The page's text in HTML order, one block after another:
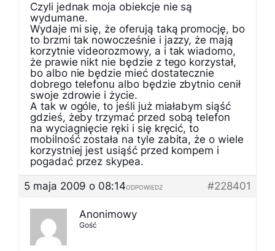
Czyli jednak moja obiekcje nie są
wydumane.
Wydaje mi się, że oferują taką promocję, bo
to brzmi tak nowocześnie i jazzy, że mają
korzytnie videorozmowy, a i tak wiadomo,
że prawie nikt nie będzie z tego korzystał,
bo albo nie będzie mieć dostatecznie
dobrego telefonu albo będzie zbytnio cenił
swoje zdrowie i życie.
A tak w ogóle, to jeśli już miałabym siąść
gdzieś, żeby trzymać przed sobą telefon
na wyciagnięcie ręki i się kręcić, to
mobilność została na tyle zabita, że o wiele
korzystniej jest usiąść przed kompem i
pogadać przez skypea.
5 maja 2009 o 08:14
#228401
ODPOWIEDZ
Anonimowy
Gość